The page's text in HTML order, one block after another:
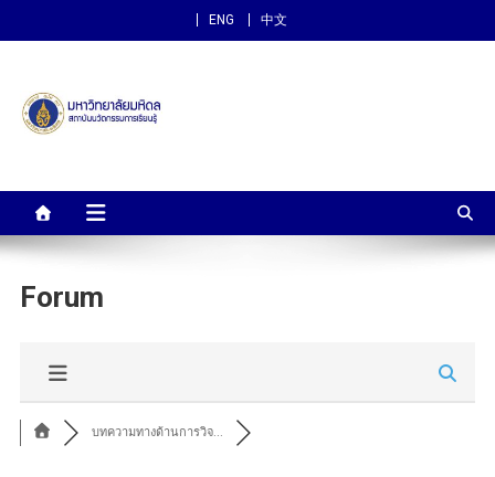
ENG 中文
สถาบันนวัตกรรมการเรียนรู้
Forum
บทความทางด้านการวิจ...